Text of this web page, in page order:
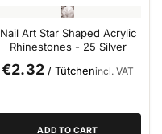
Nail Art Star Shaped Acrylic
Rhinestones - 25 Silver
€2.32/ Tütchenincl. VAT
ADD TO CART